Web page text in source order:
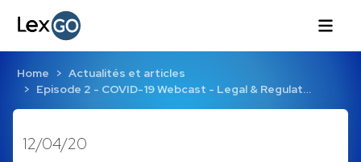
Home
Actualités et articles
Episode 2 - COVID-19 Webcast - Legal & Regulat…
12/04/20